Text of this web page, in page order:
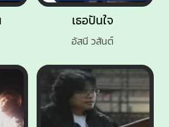
เธอปันใจ
อัสนี วสันต์